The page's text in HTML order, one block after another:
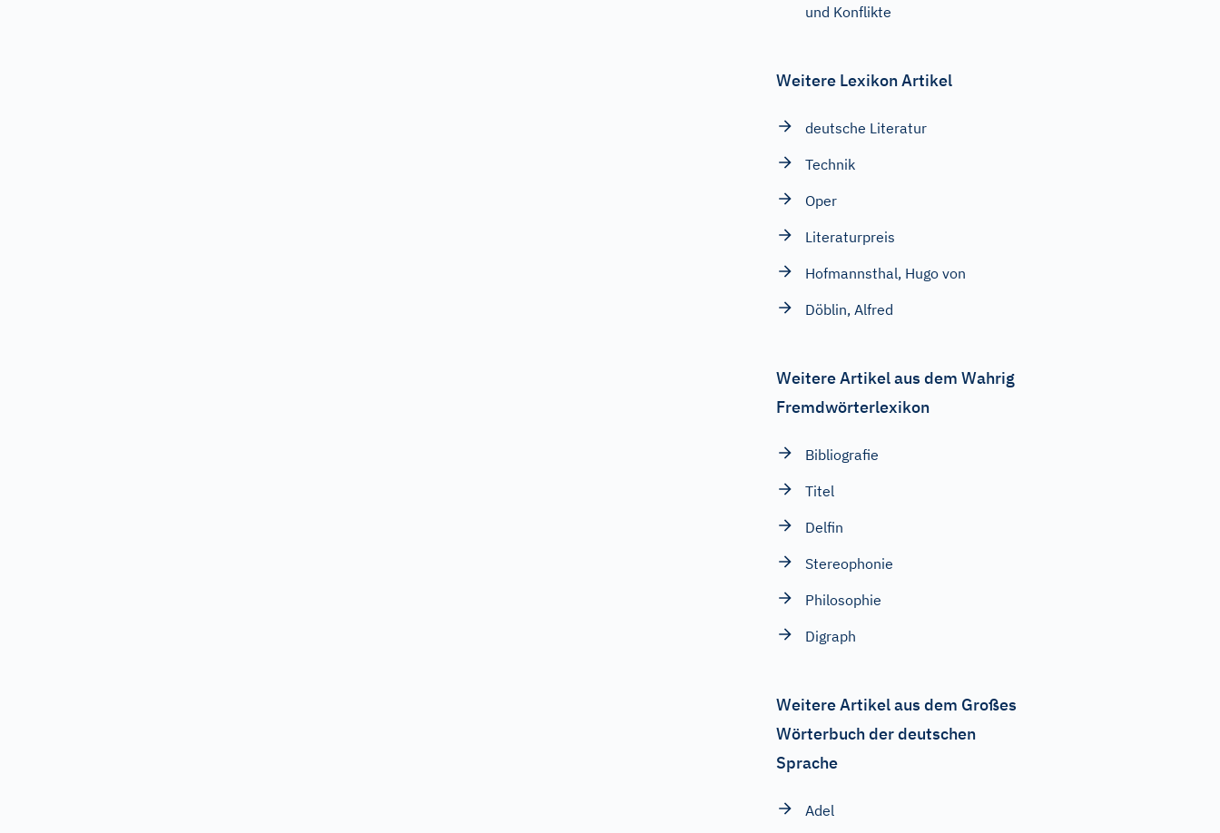
und Konflikte
Weitere Lexikon Artikel
deutsche Literatur
Technik
Oper
Literaturpreis
Hofmannsthal, Hugo von
Döblin, Alfred
Weitere Artikel aus dem Wahrig
Fremdwörterlexikon
Bibliografie
Titel
Delfin
Stereophonie
Philosophie
Digraph
Weitere Artikel aus dem Großes
Wörterbuch der deutschen
Sprache
Adel